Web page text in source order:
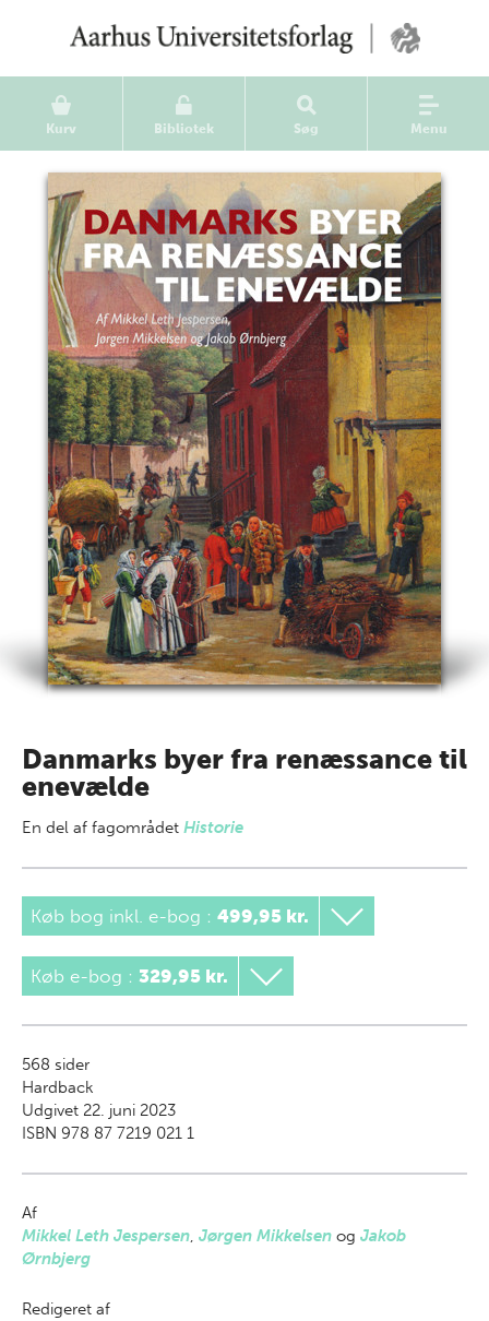
Kurv Bibliotek Søg Menu
Danmarks byer fra renæssance til
enevælde
En del af fagområdet Historie
Køb bog inkl. e-bog : 499,95 kr.
Køb e-bog : 329,95 kr.
568 sider
Hardback
Udgivet 22. juni 2023
ISBN 978 87 7219 021 1
Af
Mikkel Leth Jespersen, Jørgen Mikkelsen og Jakob
Ørnbjerg
Redigeret af